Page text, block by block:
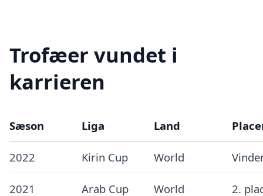
Trofæer vundet i
karrieren
Sæson Liga Land
2022 Kirin Cup World
2021 Arab Cup World 2.